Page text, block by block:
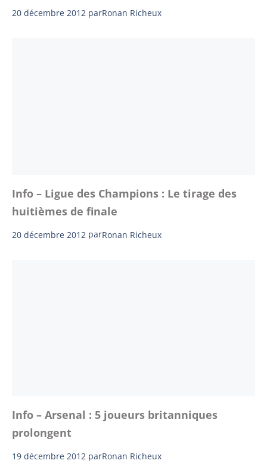
20 décembre 2012 parRonan Richeux
Info – Ligue des Champions : Le tirage des
huitièmes de finale
20 décembre 2012 parRonan Richeux
Info – Arsenal : 5 joueurs britanniques
prolongent
19 décembre 2012 parRonan Richeux